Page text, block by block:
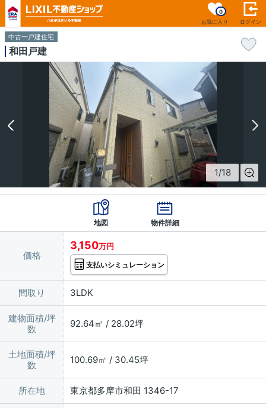
お気に入り
0
ログイン
中古一戸建住宅
和田戸建
1/18
地図 物件詳細
価格
3,150万円
支払いシミュレーション
間取り 3LDK
建物面積/坪
数
92.64㎡ / 28.02坪
土地面積/坪
数
100.69㎡ / 30.45坪
所在地 東京都多摩市和田 1346-17